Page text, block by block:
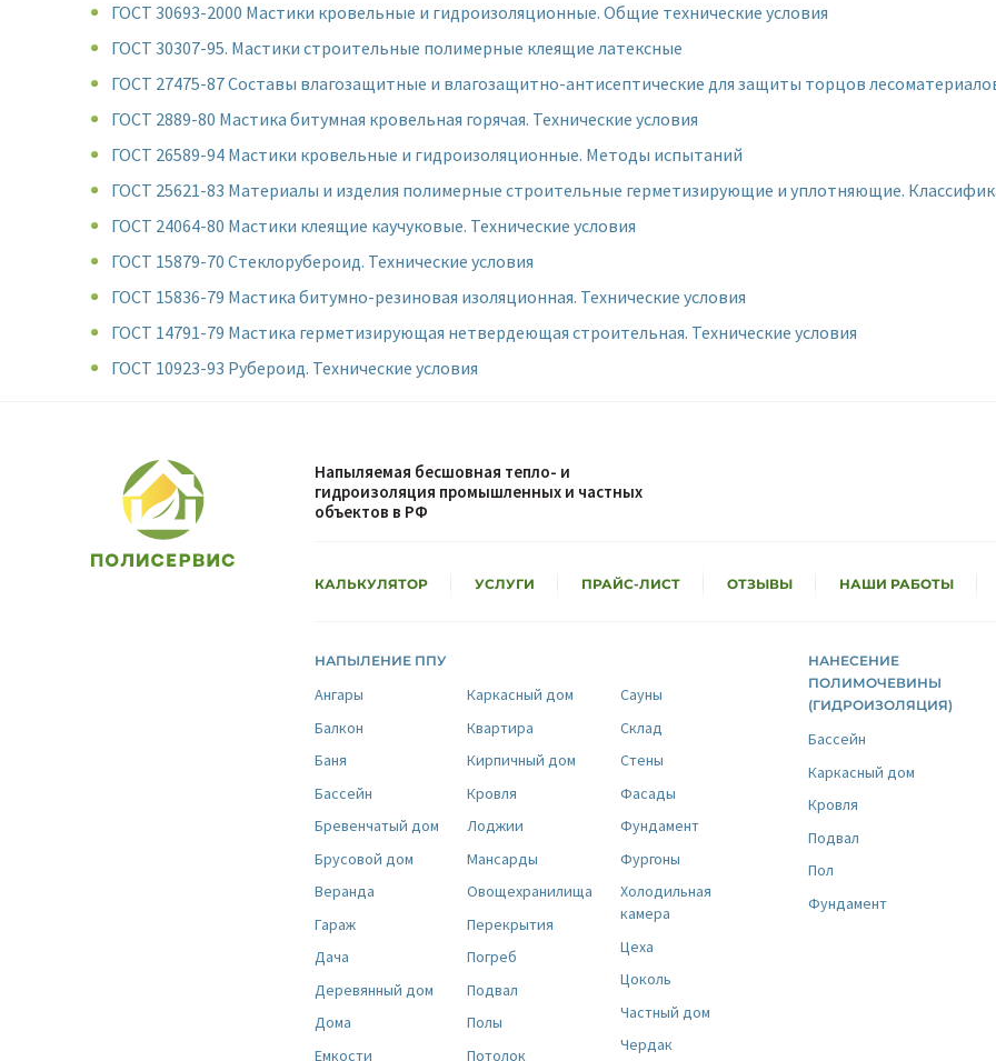
ГОСТ 30693-2000 Мастики кровельные и гидроизоляционные. Общие технические условия
ГОСТ 30307-95. Мастики строительные полимерные клеящие латексные
ГОСТ 27475-87 Составы влагозащитные и влагозащитно-антисептические для защиты торцов
ГОСТ 2889-80 Мастика битумная кровельная горячая. Технические условия
ГОСТ 26589-94 Мастики кровельные и гидроизоляционные. Методы испытаний
ГОСТ 25621-83 Материалы и изделия полимерные строительные герметизирующие и уплотняющие.
ГОСТ 24064-80 Мастики клеящие каучуковые. Технические условия
ГОСТ 15879-70 Стеклорубероид. Технические условия
ГОСТ 15836-79 Мастика битумно-резиновая изоляционная. Технические условия
ГОСТ 14791-79 Мастика герметизирующая нетвердеющая строительная. Технические условия
ГОСТ 10923-93 Рубероид. Технические условия
Напыляемая бесшовная тепло- и
гидроизоляция промышленных и частных
объектов в РФ
КАЛЬКУЛЯТОР УСЛУГИ ПРАЙС-ЛИСТ ОТЗЫВЫ НАШИ РАБОТЫ
НАПЫЛЕНИЕ ППУ
Ангары
Балкон
Баня
Бассейн
Бревенчатый дом
Брусовой дом
Веранда
Гараж
Дача
Деревянный дом
Дома
Емкости
Каркасный дом
Квартира
Кирпичный дом
Кровля
Лоджии
Мансарды
Овощехранилища
Перекрытия
Погреб
Подвал
Полы
Потолок
Сауны
Склад
Стены
Фасады
Фундамент
Фургоны
Холодильная
камера
Цеха
Цоколь
Частный дом
Чердак
НАНЕСЕНИЕ
ПОЛИМОЧЕВИНЫ
(ГИДРОИЗОЛЯЦИЯ)
Бассейн
Каркасный дом
Кровля
Подвал
Пол
Фундамент